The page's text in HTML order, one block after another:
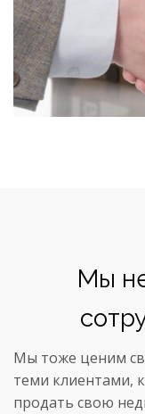
Мы
Мы тоже ценим
теми клиентами,
продать свою